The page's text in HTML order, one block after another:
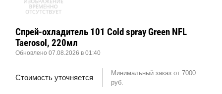
Спрей-охладитель 101 Cold spray Green NFL
Taerosol, 220мл
Обновлено 07.08.2026 в 01:40
Стоимость уточняется
Минимальный заказ от 7000
руб.